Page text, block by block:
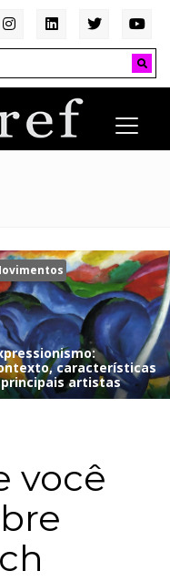
características
artistas
você